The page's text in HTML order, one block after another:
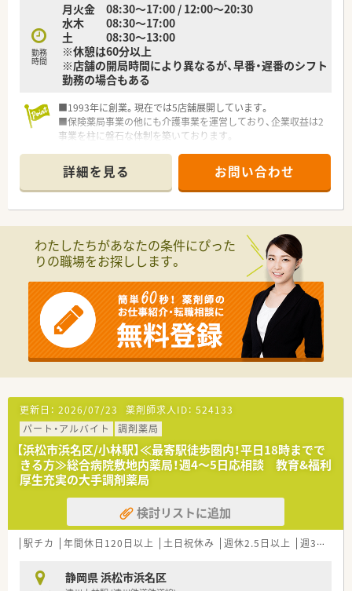
勤務
時間
月火金 08:30～17:00 / 12:00～20:30
水木 08:30～17:00
土 08:30～13:00
※休憩は60分以上
※店舗の開局時間により異なるが、早番・遅番のシフト
勤務の場合もある
■1993年に創業。現在では5店舗展開しています。
■保険薬局事業の他にも介護事業を運営しており、企業収益は2
事業を柱に盤石な体制を築いております。
ており、会社も資格支援制度を整備するなど取得しやすい環境を
作られております。
■出店形態はマンツーマン型が多く、患者様のご家族各世代から
処方箋を応需する地域密着型の薬局です。
■1年目、2年目、3年目と階層別に研修を設けています。継続し
て学べる環境が整備されています。
詳細を見る お問い合わせ
わたしたちがあなたの条件にぴった
りの職場をお探しします。
更新日： 2026/07/23 薬剤師求人ID： 524133
パート・アルバイト
調剤薬局
【浜松市浜名区/小林駅】≪最寄駅徒歩圏内！平日18時までで
きる方≫総合病院敷地内薬局！週4～5日応相談 教育&福利
厚生充実の大手調剤薬局
検討リストに追加
駅チカ 年間休日120日以上 土日祝休み 週休2.5日以上 週32h以上
静岡県 浜松市浜名区